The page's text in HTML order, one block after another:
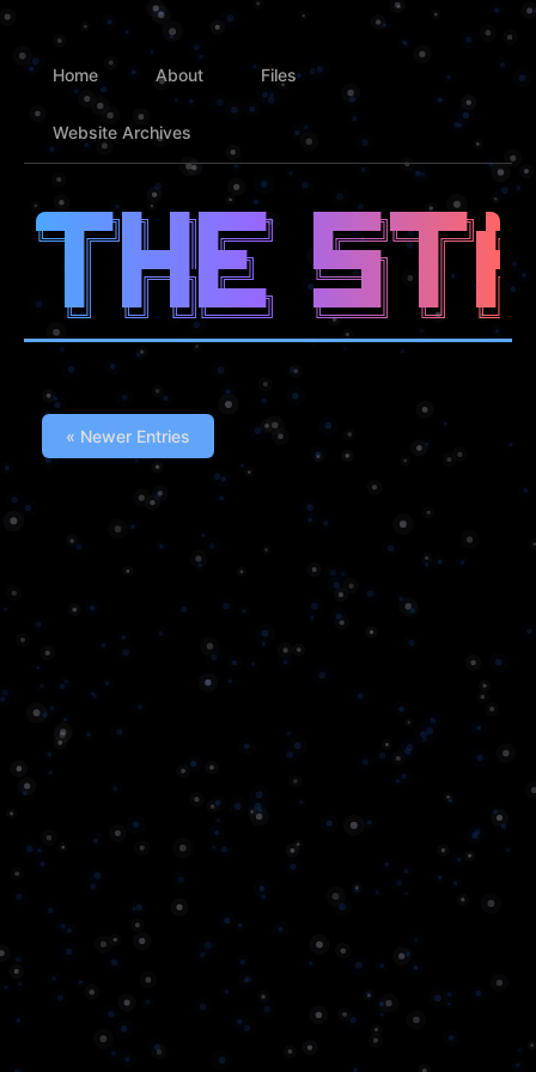
Home About Files
Website Archives
████████╗██╗  ██╗███████╗    ███████╗████████╗
╚══██╔══╝██║  ██║██╔════╝
██║   ███████║█████╗      ███████╗   ██║
██║   ██╔══██╗██╔══╝      ╚════██║   ██║
██║   ██║  ██║███████╗    ███████║   ██║   ██║
« Newer Entries